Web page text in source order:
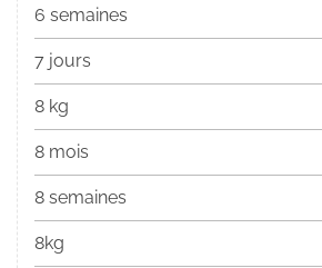
6 semaines
7 jours
8 kg
8 mois
8 semaines
8kg